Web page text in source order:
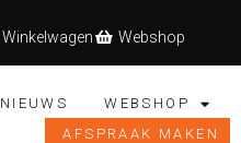
Winkelwagen Webshop
NIEUWS
WEBSHOP
AFSPRAAK MAKEN